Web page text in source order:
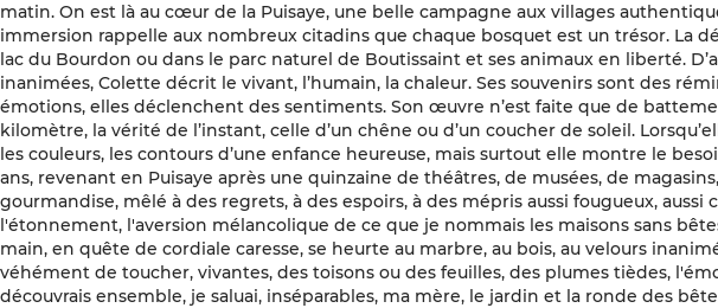
matin. On est là au cœur de la Puisaye, une belle campagne aux villages
immersion rappelle aux nombreux citadins que chaque bosquet est un trésor. La
lac du Bourdon ou dans le parc naturel de Boutissaint et ses animaux en liberté.
inanimées, Colette décrit le vivant, l’humain, la chaleur. Ses souvenirs sont des
émotions, elles déclenchent des sentiments. Son œuvre n’est faite que de
kilomètre, la vérité de l’instant, celle d’un chêne ou d’un coucher de soleil.
les couleurs, les contours d’une enfance heureuse, mais surtout elle montre le
ans, revenant en Puisaye après une quinzaine de théâtres, de musées, de
gourmandise, mêlé à des regrets, à des espoirs, à des mépris aussi fougueux,
l'étonnement, l'aversion mélancolique de ce que je nommais les maisons sans
main, en quête de cordiale caresse, se heurte au marbre, au bois, au velours
véhément de toucher, vivantes, des toisons ou des feuilles, des plumes tièdes,
découvrais ensemble, je saluai, inséparables, ma mère, le jardin et la ronde des